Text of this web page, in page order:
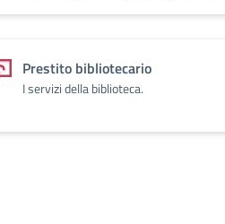
Prestito bibliotecario
I servizi della biblioteca.